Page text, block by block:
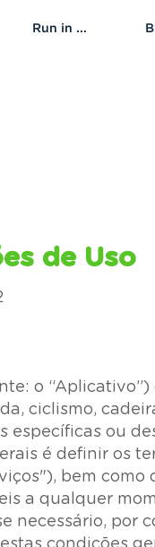
Run in ...
de Uso
o
ciclismo,
específicas ou
é definir os
bem
a qualquer
necessário,